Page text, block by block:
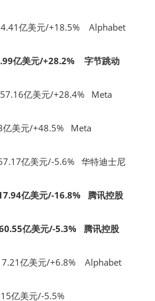
亿美元/+18.5% Alphabet
亿美元/+28.2% 字节跳动
亿美元/+28.4% Meta
亿美元/+48.5% Meta
亿美元/-5.6% 华特迪士尼
亿美元/-16.8% 腾讯控股
亿美元/-5.3% 腾讯控股
亿美元/+6.8% Alphabet
亿美元/-5.5%